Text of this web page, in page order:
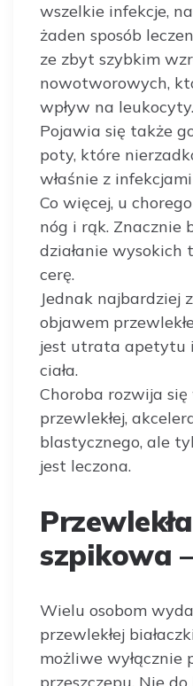
wszelkie infekcje,
żaden sposób
ze zbyt szybkim
nowotworowych,
wpływ na leukocyty.
Pojawia się także
poty, które
właśnie z
Co więcej, u
nóg i rąk. Znacznie
działanie
cerę.
Jednak najbardziej
objawem
jest utrata apetytu
ciała.
Choroba rozwija
przewlekłej,
blastycznego, ale
jest leczona.
szpikowa
Wielu osobom
przewlekłej
możliwe wyłącznie
przeszczepu. Nie